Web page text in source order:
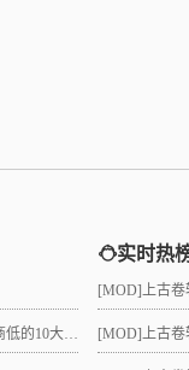
是真的吗？
实时热
[MOD]上古卷
[MOD]上古卷